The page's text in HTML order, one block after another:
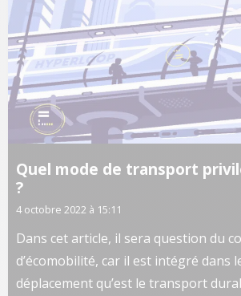
Quel mode de transport
?
4 octobre 2022 à 15:11
Dans cet article, il sera question du
d’écomobilité, car il est intégré dans
déplacement qu’est le transport